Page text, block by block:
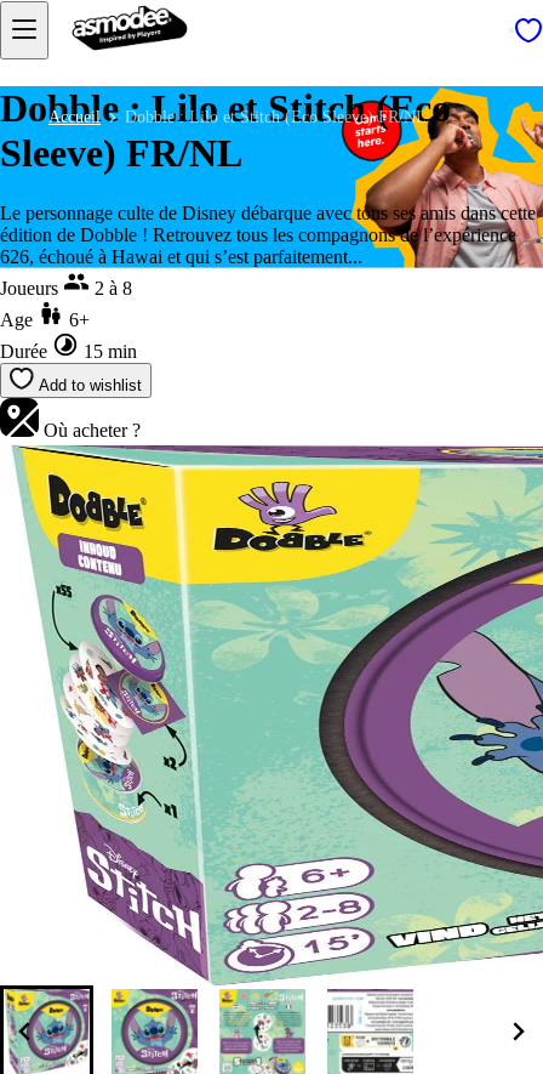
Accueil Dobble : Lilo et Stitch (Eco Sleeve) FR/NL
Dobble : Lilo et Stitch (Eco
Sleeve) FR/NL
Le personnage culte de Disney débarque avec tous ses amis dans cette
édition de Dobble ! Retrouvez tous les compagnons de l’expérience
626, échoué à Hawai et qui s’est parfaitement...
Joueurs
2 à 8
Age
6+
Durée
15 min
Add to wishlist
Où acheter ?